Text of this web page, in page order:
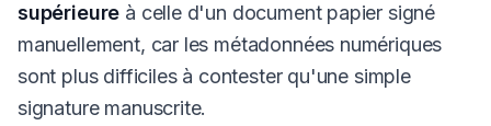
supérieure à celle d'un document papier signé
manuellement, car les métadonnées numériques
sont plus difficiles à contester qu'une simple
signature manuscrite.